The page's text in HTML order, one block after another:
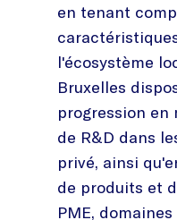
en tenant
l'écosystème
Bruxelles
progression en
de R&D dans
privé, ainsi
de produits et
PME,